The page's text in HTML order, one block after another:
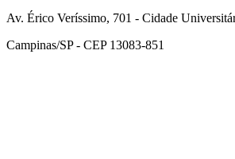
Av. Érico Veríssimo, 701 - Cidade
Campinas/SP - CEP 13083-851